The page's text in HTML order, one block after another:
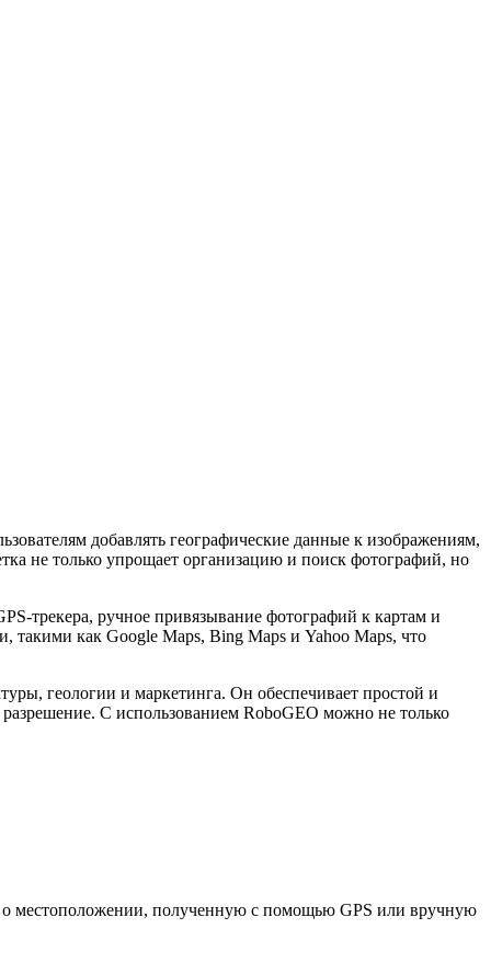
добавлять географические данные к изображениям,
не только упрощает организацию и поиск фотографий, но
трекера, ручное привязывание фотографий к картам и
такими как Google Maps, Bing Maps и Yahoo Maps, что
геологии и маркетинга. Он обеспечивает простой и
С использованием RoboGEO можно не только
о местоположении, полученную с помощью GPS или вручную